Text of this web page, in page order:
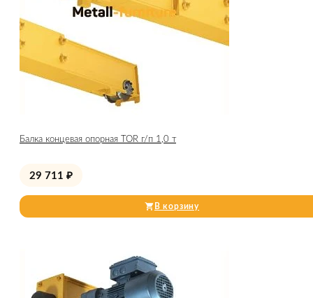
Балка концевая опорная TOR г/п 1,0 т
29 711 ₽
В корзину